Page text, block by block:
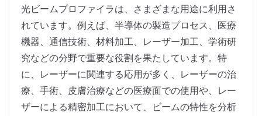
光ビームプロファイラは、さまざまな用途に利用さ
れています。例えば、半導体の製造プロセス、医療
機器、通信技術、材料加工、レーザー加工、学術研
究などの分野で重要な役割を果たしています。特
に、レーザーに関連する応用が多く、レーザーの治
療、手術、皮膚治療などの医療面での使用や、レー
ザーによる精密加工において、ビームの特性を分析